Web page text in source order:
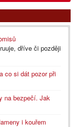
dříve či později
co si dát pozor při
na bezpečí. Jak
i kouřem